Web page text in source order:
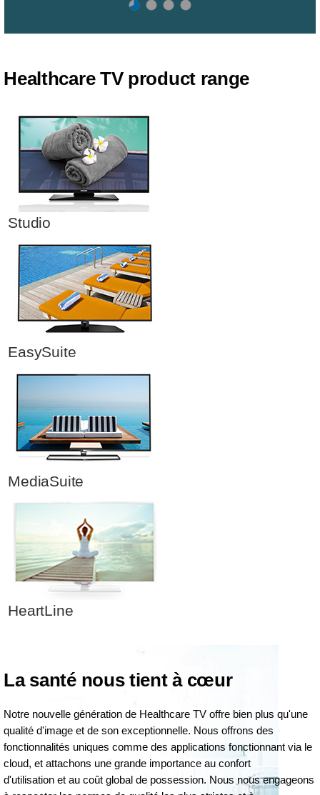
Healthcare TV product range
Studio
EasySuite
MediaSuite
HeartLine
La santé nous tient à cœur
Notre nouvelle génération de Healthcare TV offre bien plus qu'une
qualité d'image et de son exceptionnelle. Nous offrons des
fonctionnalités uniques comme des applications fonctionnant via le
cloud, et attachons une grande importance au confort
d'utilisation et au coût global de possession. Nous nous engageons